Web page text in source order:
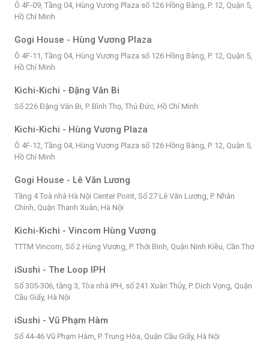
Ô 4F-09, Tầng 04, Hùng Vương Plaza số 126 Hồng Bàng, P. 12, Quận 5,
Hồ Chí Minh
Gogi House - Hùng Vương Plaza
Ô 4F-11, Tầng 04, Hùng Vương Plaza số 126 Hồng Bàng, P. 12, Quận 5,
Hồ Chí Minh
Kichi-Kichi - Đặng Văn Bi
Số 226 Đặng Văn Bi, P. Bình Thọ, Thủ Đức, Hồ Chí Minh
Kichi-Kichi - Hùng Vương Plaza
Ô 4F-12, Tầng 04, Hùng Vương Plaza số 126 Hồng Bàng, P. 12, Quận 5,
Hồ Chí Minh
Gogi House - Lê Văn Lương
Tầng 4 Toà nhà Hà Nội Center Point, Số 27 Lê Văn Lương, P. Nhân
Chính, Quận Thanh Xuân, Hà Nội
Kichi-Kichi - Vincom Hùng Vương
TTTM Vincom, Số 2 Hùng Vương, P. Thới Bình, Quận Ninh Kiều, Cần Thơ
iSushi - The Loop IPH
Số 305-306, tầng 3, Tòa nhà IPH, số 241 Xuân Thủy, P. Dịch Vọng, Quận
Cầu Giấy, Hà Nội
iSushi - Vũ Phạm Hàm
Số 44-46 Vũ Phạm Hàm, P. Trung Hòa, Quận Cầu Giấy, Hà Nội